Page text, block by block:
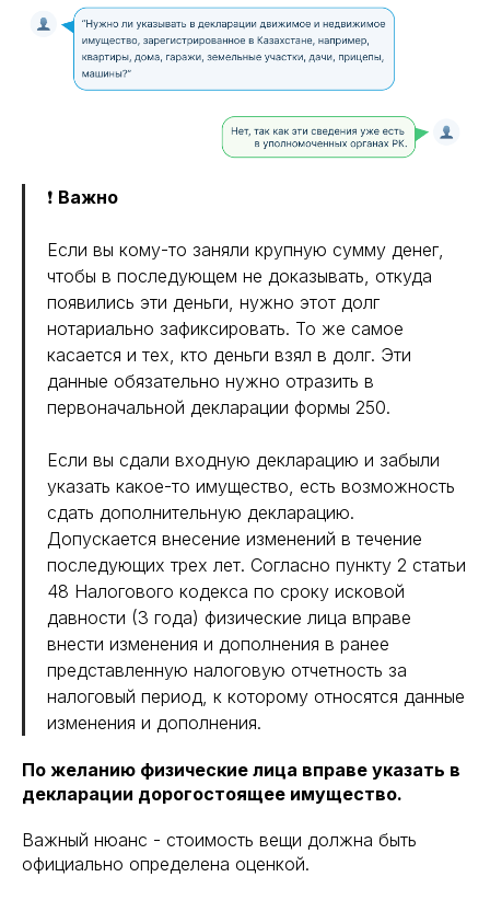
❗ Важно
Если вы кому-то заняли крупную сумму денег,
чтобы в последующем не доказывать, откуда
появились эти деньги, нужно этот долг
нотариально зафиксировать. То же самое
касается и тех, кто деньги взял в долг. Эти
данные обязательно нужно отразить в
первоначальной декларации формы 250.
Если вы сдали входную декларацию и забыли
указать какое-то имущество, есть возможность
сдать дополнительную декларацию.
Допускается внесение изменений в течение
последующих трех лет. Согласно пункту 2 статьи
48 Налогового кодекса по сроку исковой
давности (3 года) физические лица вправе
внести изменения и дополнения в ранее
представленную налоговую отчетность за
налоговый период, к которому относятся данные
изменения и дополнения.
По желанию физические лица вправе указать в
декларации дорогостоящее имущество.
Важный нюанс - стоимость вещи должна быть
официально определена оценкой.